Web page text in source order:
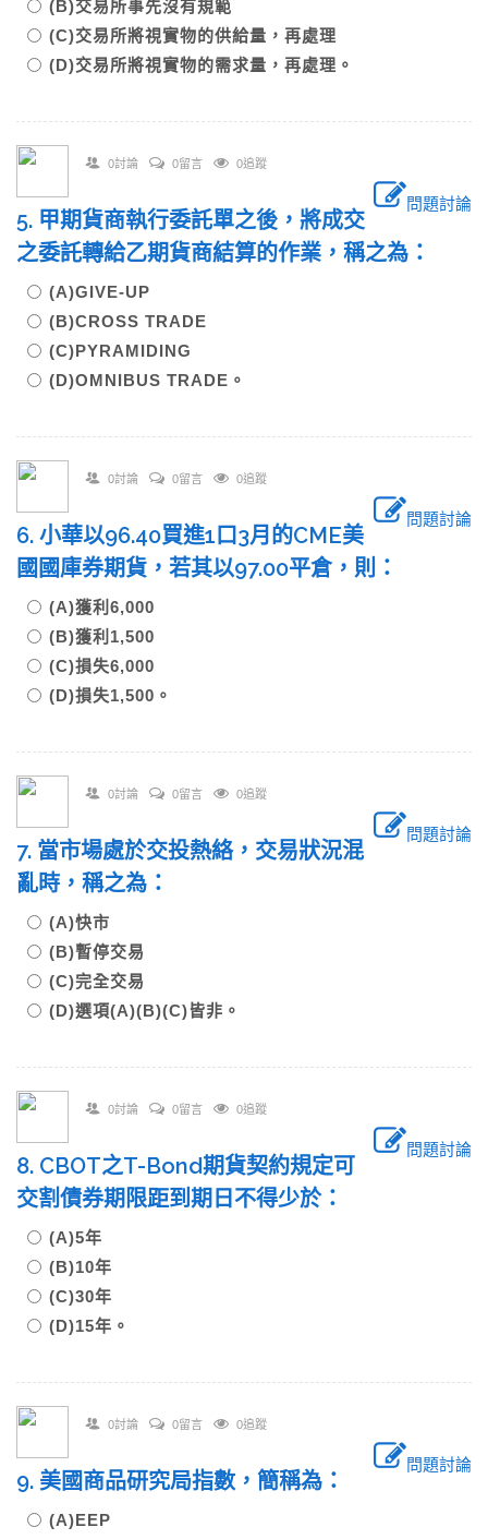
(B)交易所事先沒有規範
(C)交易所將視實物的供給量，再處理
(D)交易所將視實物的需求量，再處理。
0討論 0留言 0追蹤
問題討論
5. 甲期貨商執行委託單之後，將成交
之委託轉給乙期貨商結算的作業，稱之為：
(A)GIVE-UP
(B)CROSS TRADE
(C)PYRAMIDING
(D)OMNIBUS TRADE。
0討論 0留言 0追蹤
問題討論
6. 小華以96.40買進1口3月的CME美
國國庫券期貨，若其以97.00平倉，則：
(A)獲利6,000
(B)獲利1,500
(C)損失6,000
(D)損失1,500。
0討論 0留言 0追蹤
問題討論
7. 當市場處於交投熱絡，交易狀況混
亂時，稱之為：
(A)快市
(B)暫停交易
(C)完全交易
(D)選項(A)(B)(C)皆非。
0討論 0留言 0追蹤
問題討論
8. CBOT之T-Bond期貨契約規定可
交割債券期限距到期日不得少於：
(A)5年
(B)10年
(C)30年
(D)15年。
0討論 0留言 0追蹤
問題討論
9. 美國商品研究局指數，簡稱為：
(A)EEP